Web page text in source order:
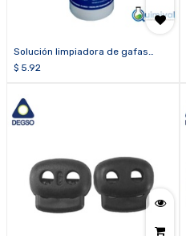
Solución limpiadora de gafas
(botella de 500 ml)
$ 5.92